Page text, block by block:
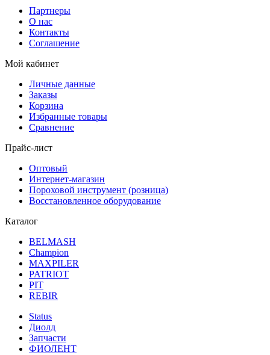
Партнеры
О нас
Контакты
Соглашение
Мой кабинет
Личные данные
Заказы
Корзина
Избранные товары
Сравнение
Прайс-лист
Оптовый
Интернет-магазин
Пороховой инструмент (розница)
Восстановленное оборудование
Каталог
BELMASH
Champion
MAXPILER
PATRIOT
PIT
REBIR
Status
Диолд
Запчасти
ФИОЛЕНТ